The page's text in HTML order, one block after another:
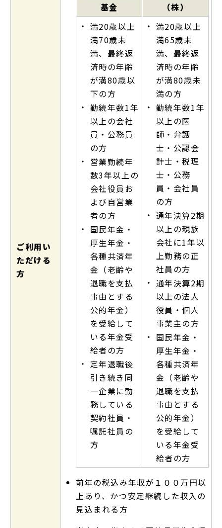
ご利用い
ただける
方
基金
（株）
・ 満20歳以上
満70歳未
満、最終返
済時の年齢
が満80歳以
下の方
・ 勤続年数1年
以上の会社
員・公務員
の方
・ 営業勤続年
数3年以上の
会社役員お
よび自営業
者の方
・ 国民年金・
厚生年金・
各種共済年
金（老齢や
退職を支払
事由とする
公的年金）
を受給して
いる年金受
給者の方
・ 定年退職後
引き続き同
一企業に勤
務している
契約社員・
嘱託社員の
方
・ 満20歳以上
満65歳未
満、最終返
済時の年齢
が満80歳未
満の方
・ 勤続年数1年
以上の医
師・弁護
士・公認会
計士・税理
士・公務
員・会社員
の方
・ 通年決算2期
以上の親族
会社に1年以
上勤務の正
社員の方
・ 通年決算2期
以上の法人
役員・個人
事業主の方
・ 国民年金・
厚生年金・
各種共済年
金（老齢や
退職を支払
事由とする
公的年金）
を受給して
いる年金受
給者の方
前年の税込み年収が１００万円以
上あり、かつ安定継続した収入の
見込まれる方